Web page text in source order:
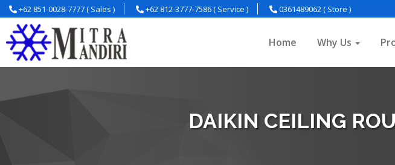
+62 851-0028-7777 ( Sales ) +62 812-3777-7586 ( Service ) 0361489062 ( Store )
Home Why Us
DAIKIN CEILING